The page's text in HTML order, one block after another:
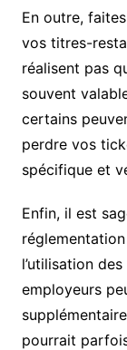
En outre,
vos titres-
réalisent pas
souvent
certains
perdre vos
spécifique et
Enfin, il est
l’utilisation
employeurs
pourrait